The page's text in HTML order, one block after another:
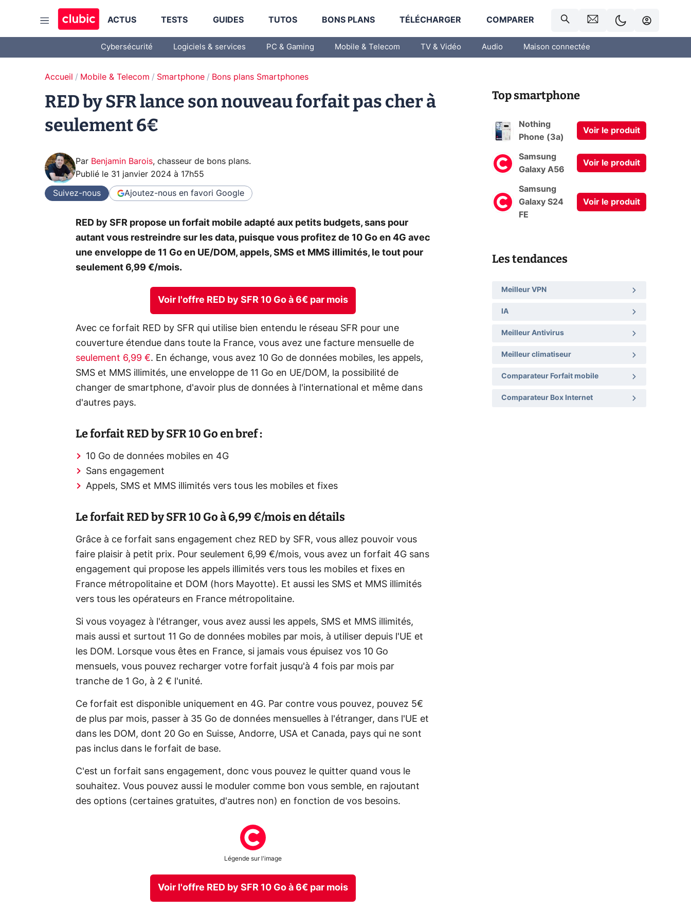
ACTUS TESTS GUIDES TUTOS BONS PLANS TÉLÉCHARGER COMPARER
Cybersécurité Logiciels & services PC & Gaming Mobile & Telecom TV & Vidéo Audio Maison connectée
Accueil Mobile & Telecom Smartphone Bons plans Smartphones
RED by SFR lance son nouveau forfait pas cher à
seulement 6€
Par Benjamin Barois, chasseur de bons plans.
Publié le 31 janvier 2024 à 17h55
Suivez-nous Ajoutez-nous en favori Google
RED by SFR propose un forfait mobile adapté aux petits budgets, sans pour
autant vous restreindre sur les data, puisque vous profitez de 10 Go en 4G avec
une enveloppe de 11 Go en UE/DOM, appels, SMS et MMS illimités, le tout pour
seulement 6,99 €/mois.
Voir l'offre RED by SFR 10 Go à 6€ par mois
Avec ce forfait RED by SFR qui utilise bien entendu le réseau SFR pour une
couverture étendue dans toute la France, vous avez une facture mensuelle de
seulement 6,99 €. En échange, vous avez 10 Go de données mobiles, les appels,
SMS et MMS illimités, une enveloppe de 11 Go en UE/DOM, la possibilité de
changer de smartphone, d'avoir plus de données à l'international et même dans
d'autres pays.
Le forfait RED by SFR 10 Go en bref :
10 Go de données mobiles en 4G
Sans engagement
Appels, SMS et MMS illimités vers tous les mobiles et fixes
Le forfait RED by SFR 10 Go à 6,99 €/mois en détails
Grâce à ce forfait sans engagement chez RED by SFR, vous allez pouvoir vous
faire plaisir à petit prix. Pour seulement 6,99 €/mois, vous avez un forfait 4G sans
engagement qui propose les appels illimités vers tous les mobiles et fixes en
France métropolitaine et DOM (hors Mayotte). Et aussi les SMS et MMS illimités
vers tous les opérateurs en France métropolitaine.
Si vous voyagez à l'étranger, vous avez aussi les appels, SMS et MMS illimités,
mais aussi et surtout 11 Go de données mobiles par mois, à utiliser depuis l'UE et
les DOM. Lorsque vous êtes en France, si jamais vous épuisez vos 10 Go
mensuels, vous pouvez recharger votre forfait jusqu'à 4 fois par mois par
tranche de 1 Go, à 2 € l'unité.
Ce forfait est disponible uniquement en 4G. Par contre vous pouvez, pouvez 5€
de plus par mois, passer à 35 Go de données mensuelles à l'étranger, dans l'UE et
dans les DOM, dont 20 Go en Suisse, Andorre, USA et Canada, pays qui ne sont
pas inclus dans le forfait de base.
C'est un forfait sans engagement, donc vous pouvez le quitter quand vous le
souhaitez. Vous pouvez aussi le moduler comme bon vous semble, en rajoutant
des options (certaines gratuites, d'autres non) en fonction de vos besoins.
Légende sur l'image
Voir l'offre RED by SFR 10 Go à 6€ par mois
Top smartphone
Nothing
Phone (3a)
Voir le produit
Samsung
Galaxy A56
Voir le produit
Samsung
Galaxy S24
FE
Voir le produit
Les tendances
Meilleur VPN
IA
Meilleur Antivirus
Meilleur climatiseur
Comparateur Forfait mobile
Comparateur Box Internet